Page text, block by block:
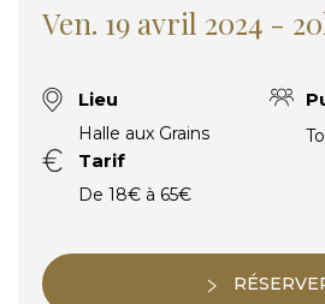
Ven. 19 avril 2024 -
Lieu
Halle aux Grains
Tarif
De 18€ à 65€